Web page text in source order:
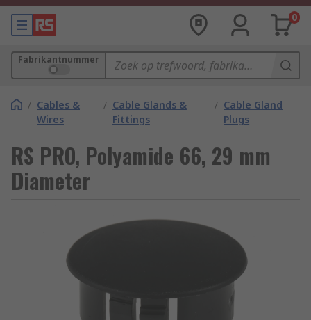
0
Fabrikantnummer
/ Cables &
Wires
/ Cable Glands &
Fittings
/ Cable Gland
Plugs
RS PRO, Polyamide 66, 29 mm
Diameter